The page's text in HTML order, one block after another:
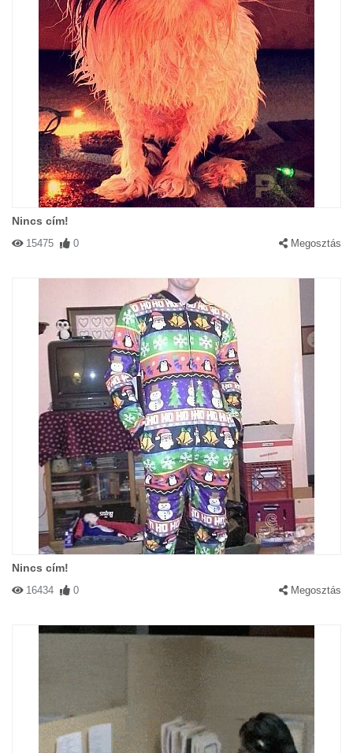
Nincs cím!
15475 0 Megosztás
Nincs cím!
16434 0 Megosztás